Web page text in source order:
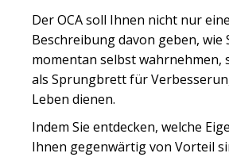
Der OCA soll Ihnen nicht nur
Beschreibung davon geben, wie
momentan selbst wahrnehmen,
als Sprungbrett für
Leben dienen.
Indem Sie entdecken, welche
Ihnen gegenwärtig von Vorteil